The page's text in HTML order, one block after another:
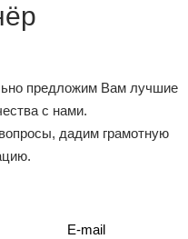
предложим Вам лучшие
с нами.
дадим грамотную
E-mail